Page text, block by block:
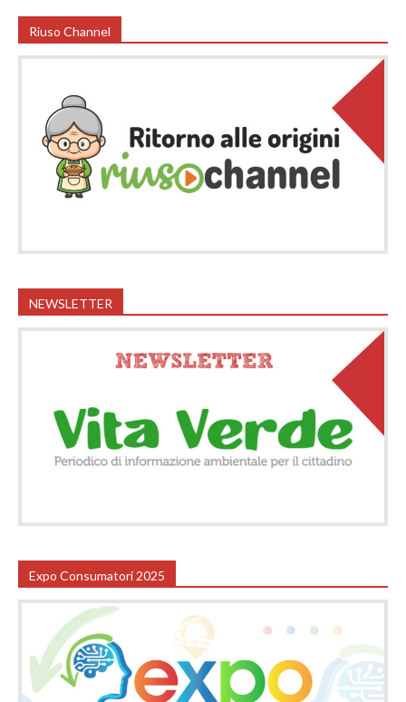
Riuso Channel
NEWSLETTER
Expo Consumatori 2025